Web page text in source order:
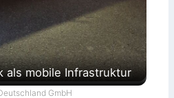
als mobile Infrastruktur
GmbH